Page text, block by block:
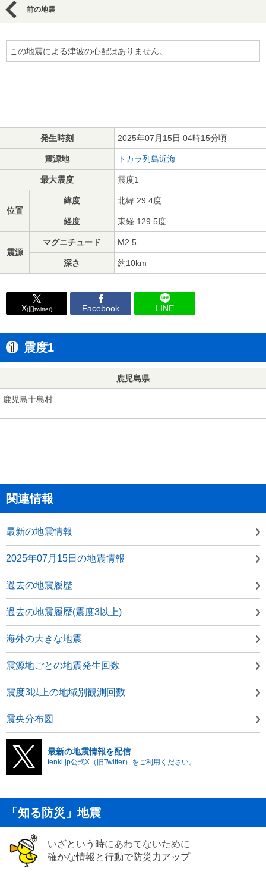
前の地震
この地震による津波の心配はありません。
発生時刻 2025年07月15日 04時15分頃
震源地 トカラ列島近海
最大震度 震度1
位置
緯度 北緯 29.4度
経度 東経 129.5度
震源
マグニチュード M2.5
深さ 約10km
X(旧twitter) Facebook LINE
震度1
鹿児島県
鹿児島十島村
関連情報
最新の地震情報
2025年07月15日の地震情報
過去の地震履歴
過去の地震履歴(震度3以上)
海外の大きな地震
震源地ごとの地震発生回数
震度3以上の地域別観測回数
震央分布図
最新の地震情報を配信
tenki.jp公式X（旧Twitter）をご利用ください。
「知る防災」地震
いざという時にあわてないために
確かな情報と行動で防災力アップ